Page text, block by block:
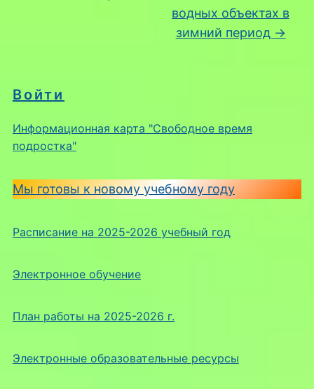
Войти
Информационная карта "Свободное время
подростка"
Мы готовы к новому учебному году
Расписание на 2025-2026 учебный год
Электронное обучение
План работы на 2025-2026 г.
Электронные образовательные ресурсы
водных объектах в
зимний период →